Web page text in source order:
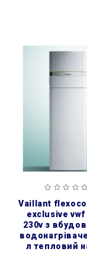
vaillant flexocompact
exclusive vwf
230v з
л тепловий